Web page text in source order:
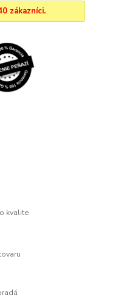
zákazníci.
kvalite